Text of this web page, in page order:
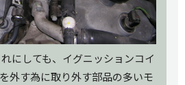
にしても、イグニッションコイ
外す為に取り外す部品の多いモ